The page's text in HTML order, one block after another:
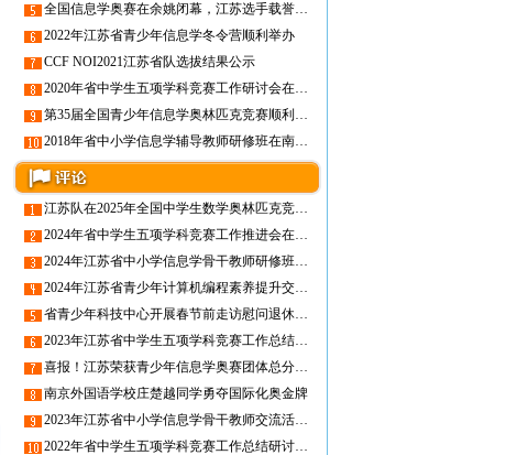
全国信息学奥赛在余姚闭幕，江苏选手载誉归来 金牌数量全国第二
2022年江苏省青少年信息学冬令营顺利举办
CCF NOI2021江苏省队选拔结果公示
2020年省中学生五项学科竞赛工作研讨会在南京召开
第35届全国青少年信息学奥林匹克竞赛顺利闭幕----江苏代表队载誉归来
2018年省中小学信息学辅导教师研修班在南京成功举行
江苏队在2025年全国中学生数学奥林匹克竞赛（决赛）中喜获佳绩
2024年省中学生五项学科竞赛工作推进会在南京召开
2024年江苏省中小学信息学骨干教师研修班在常州举办
2024年江苏省青少年计算机编程素养提升交流活动在南京举办
省青少年科技中心开展春节前走访慰问退休老干部活动
2023年江苏省中学生五项学科竞赛工作总结会在无锡召开
喜报！江苏荣获青少年信息学奥赛团体总分全国第一
南京外国语学校庄楚越同学勇夺国际化奥金牌
2023年江苏省中小学信息学骨干教师交流活动在丹阳顺利举行
2022年省中学生五项学科竞赛工作总结研讨会线上召开